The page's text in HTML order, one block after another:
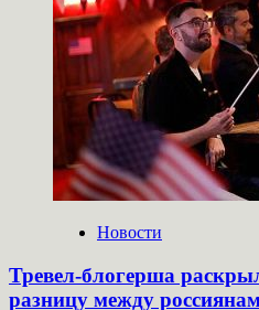
Новости
Тревел-блогерша
разницу между